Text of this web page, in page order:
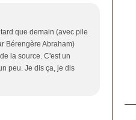
que demain (avec pile
Bérengère Abraham)
la source. C'est un
peu. Je dis ça, je dis